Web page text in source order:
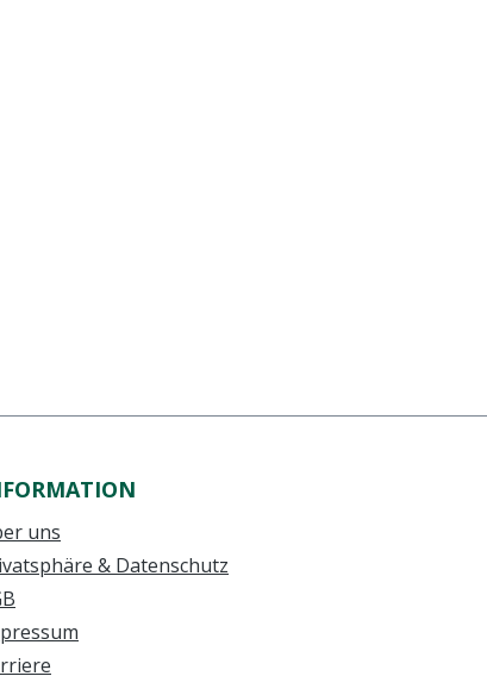
uns
& Datenschutz